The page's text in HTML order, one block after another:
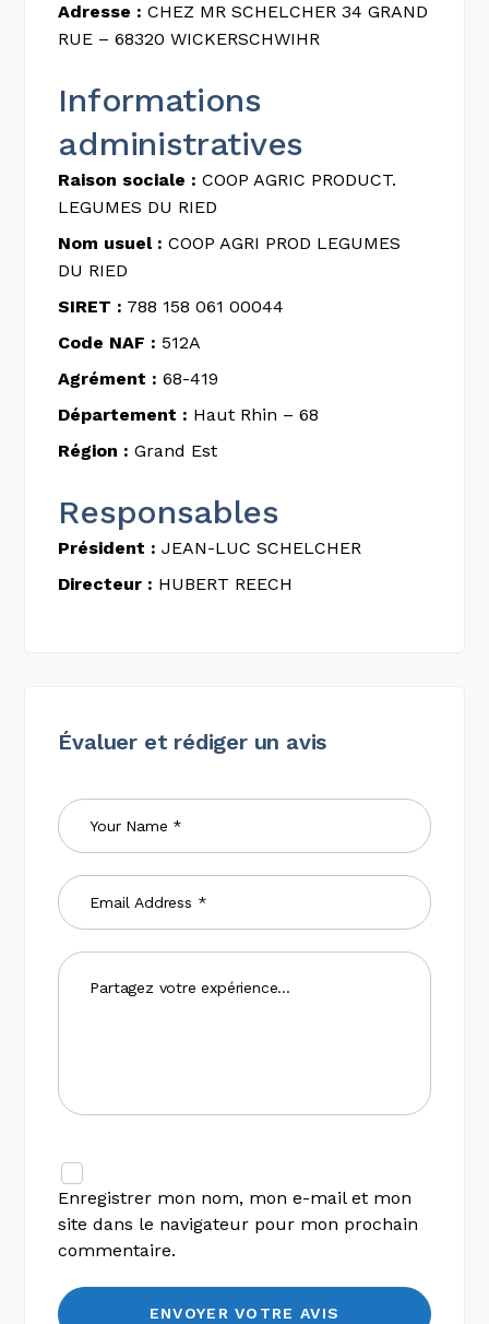
Adresse : CHEZ MR SCHELCHER 34 GRAND
RUE – 68320 WICKERSCHWIHR
Informations
administratives
Raison sociale : COOP AGRIC PRODUCT.
LEGUMES DU RIED
Nom usuel : COOP AGRI PROD LEGUMES
DU RIED
SIRET : 788 158 061 00044
Code NAF : 512A
Agrément : 68-419
Département : Haut Rhin – 68
Région : Grand Est
Responsables
Président : JEAN-LUC SCHELCHER
Directeur : HUBERT REECH
Évaluer et rédiger un avis
Enregistrer mon nom, mon e-mail et mon
site dans le navigateur pour mon prochain
commentaire.